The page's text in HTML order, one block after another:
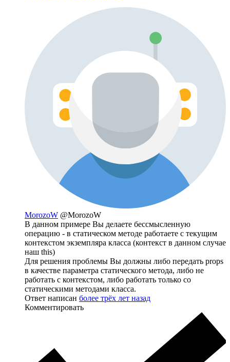
MorozoW @MorozoW
В данном примере Вы делаете бессмысленную
операцию - в статическом методе работаете с текущим
контекстом экземпляра класса (контекст в данном случае
наш this)
Для решения проблемы Вы должны либо передать props
в качестве параметра статического метода, либо не
работать с контекстом, либо работать только со
статическими методами класса.
Ответ написан более трёх лет назад
Комментировать